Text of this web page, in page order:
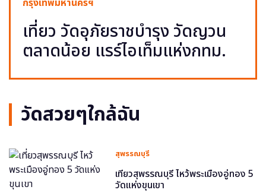
กรุงเทพมหานครฯ
เที่ยว วัดอุภัยราชบำรุง วัดญวน
ตลาดน้อย แรร์ไอเท็มแห่งกทม.
วัดสวยๆใกล้ฉัน
สุพรรณบุรี
เที่ยวสุพรรณบุรี ไหว้พระเมืองอู่ทอง 5
วัดแห่งขุนเขา